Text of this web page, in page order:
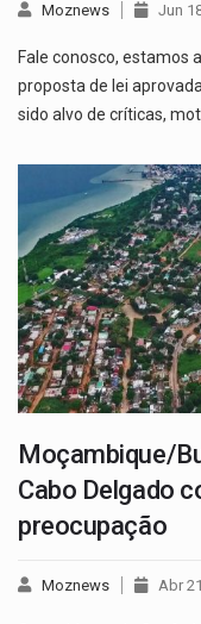
Moznews Jun
Fale conosco, estamos
proposta de lei
sido alvo de críticas,
Moçambique/
Cabo Delgado
preocupação
Moznews Abr